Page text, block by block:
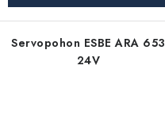
Servopohon ESBE ARA 653
24V